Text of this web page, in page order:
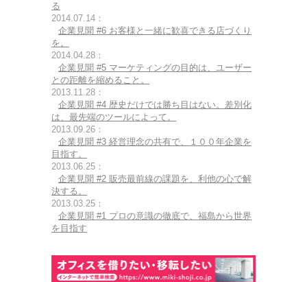
る
2014.07.14：
企業見聞 #6 お客様と一緒に歓喜できる店づくり
を。
2014.04.28：
企業見聞 #5 マーケティングの目的は、ユーザー
との距離を縮めること。
2013.11.28：
企業見聞 #4 歴史だけでは勝ち目はない。差別化
は、最先端のツールによって。
2013.09.26：
企業見聞 #3 経営理念の共有で、１００年企業を
目指す。
2013.06.25：
企業見聞 #2 販売最前線の課題を、利他の心で解
決する。
2013.03.25：
企業見聞 #1 プロの意識の徹底で、福島から世界
を目指す